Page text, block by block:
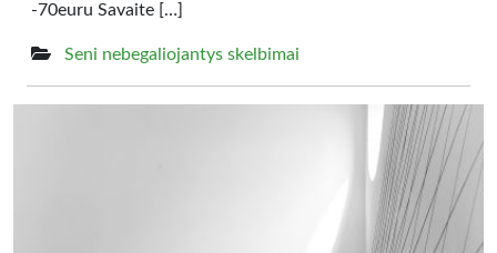
-70euru Savaite […]
Seni nebegaliojantys skelbimai